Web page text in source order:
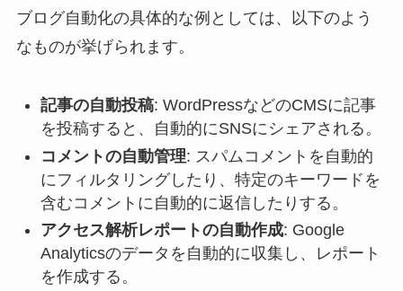
ブログ自動化の具体的な例としては、以下のよう
なものが挙げられます。
記事の自動投稿: WordPressなどのCMSに記事
を投稿すると、自動的にSNSにシェアされる。
コメントの自動管理: スパムコメントを自動的
にフィルタリングしたり、特定のキーワードを
含むコメントに自動的に返信したりする。
アクセス解析レポートの自動作成: Google
Analyticsのデータを自動的に収集し、レポート
を作成する。